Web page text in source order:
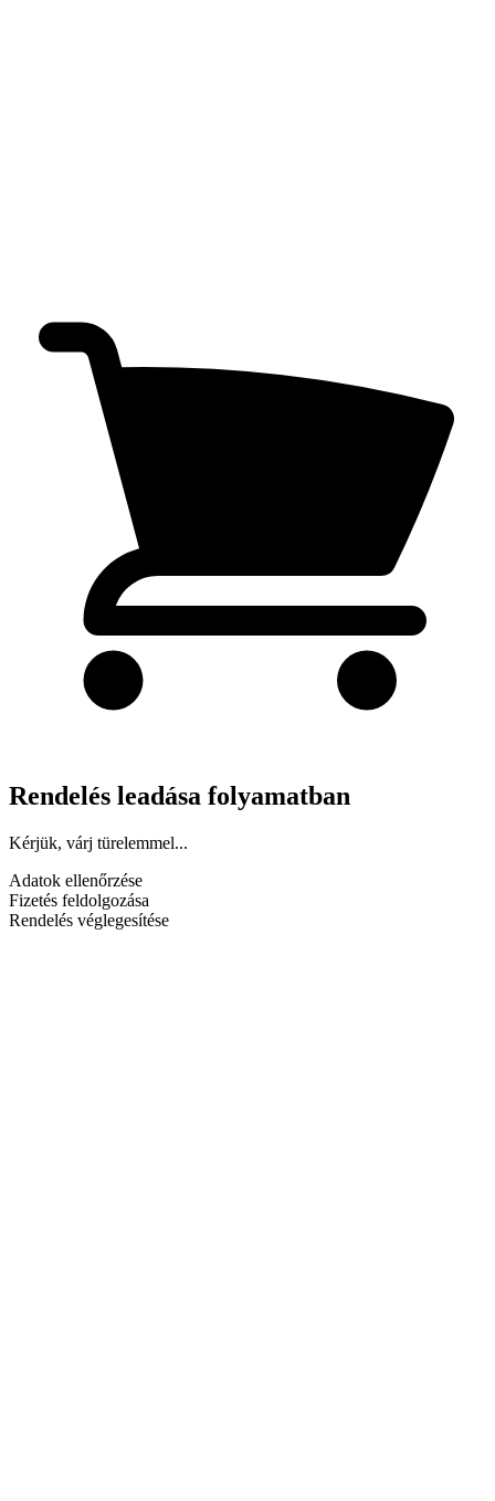
Rendelés leadása folyamatban
Kérjük, várj türelemmel...
Adatok ellenőrzése
Fizetés feldolgozása
Rendelés véglegesítése